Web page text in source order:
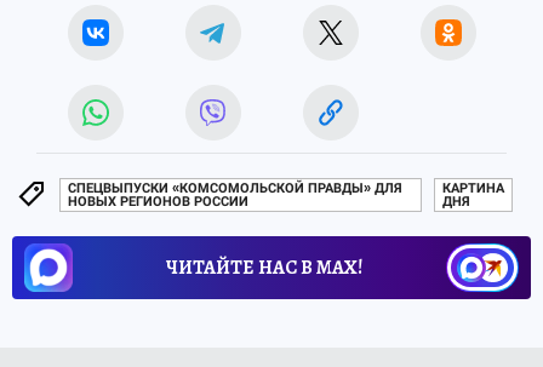
СПЕЦВЫПУСКИ «КОМСОМОЛЬСКОЙ ПРАВДЫ» ДЛЯ
НОВЫХ РЕГИОНОВ РОССИИ
КАРТИНА
ДНЯ
ЧИТАЙТЕ НАС В МАХ!